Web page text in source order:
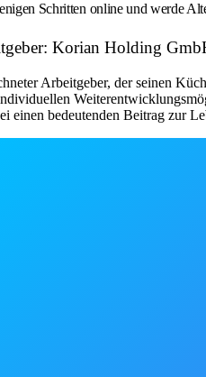
Schritten online und werde
Korian Holding
Arbeitgeber, der seinen
einen bedeutenden Beitrag zur